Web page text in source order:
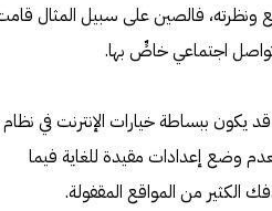
ونظرته، فالصين على سبيل المثال
اجتماعي خاصٍّ بها.
ببساطة خيارات الإنترنت في نظام
وضع إعدادات مقيدة للغاية فيما
الكثير من المواقع المقفولة.